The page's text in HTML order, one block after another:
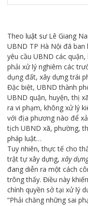
Theo luật sưLê Giang
UBND TP Hà Nội đã
yêu cầu UBND các
phải xử lý nghiêm các
dụng đất, xây dựng trái
Đặc biệt, UBND thành
UBND quận, huyện, thị
ra vi phạm, không xử lý
với địa phương nào để
tịch UBND xã, phường,
pháp luật…
Tuy nhiên, thực tế cho
trật tự xây dựng,xây
đang diễn ra một cách
trông thấy. Điều này
chính quyền sở tại xử lý
“Phải chăng những sai